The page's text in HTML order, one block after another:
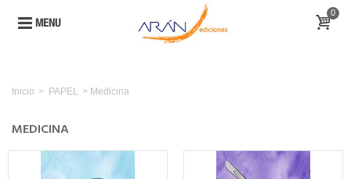
MENU
0
Inicio > PAPEL > Medicina
MEDICINA